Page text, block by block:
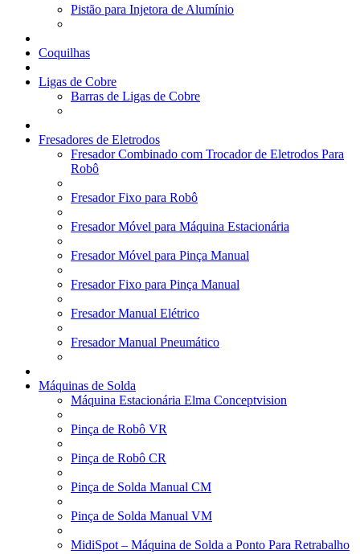
Pistão para Injetora de Alumínio
Coquilhas
Ligas de Cobre
Barras de Ligas de Cobre
Fresadores de Eletrodos
Fresador Combinado com Trocador de Eletrodos Para
Robô
Fresador Fixo para Robô
Fresador Móvel para Máquina Estacionária
Fresador Móvel para Pinça Manual
Fresador Fixo para Pinça Manual
Fresador Manual Elétrico
Fresador Manual Pneumático
Máquinas de Solda
Máquina Estacionária Elma Conceptvision
Pinça de Robô VR
Pinça de Robô CR
Pinça de Solda Manual CM
Pinça de Solda Manual VM
MidiSpot – Máquina de Solda a Ponto Para Retrabalho